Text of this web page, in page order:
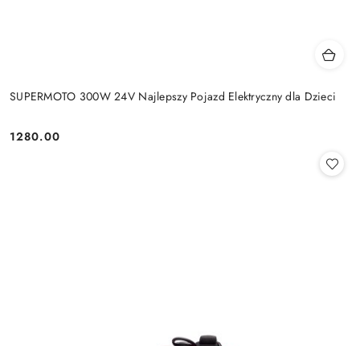
SUPERMOTO 300W 24V Najlepszy Pojazd Elektryczny dla Dzieci
Cena:
1280.00